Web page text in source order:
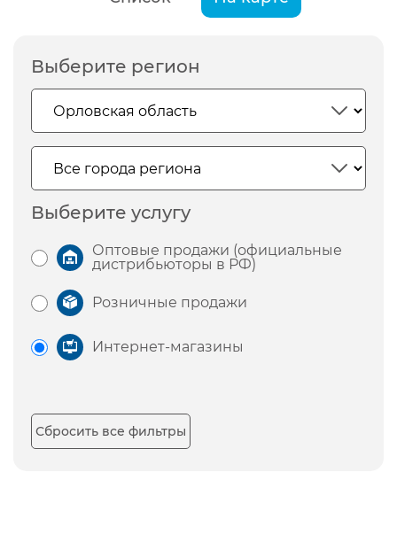
Выберите регион
Выберите услугу
Оптовые продажи (официальные
дистрибьюторы в РФ)
Розничные продажи
Интернет-магазины
Сбросить все фильтры